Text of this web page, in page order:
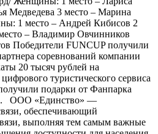
Медведева 3 место – Марина
1 место – Андрей Кибисов 2
– Владимир Овчинников
Победители FUNCUP получили
соревнований компании
20 тысяч рублей на
туристического сервиса
подарки от Фанпарка
ООО «Единство» —
обеспечивающий
выполняя тем самым важные